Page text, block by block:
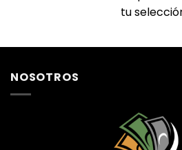
tu
NOSOTROS